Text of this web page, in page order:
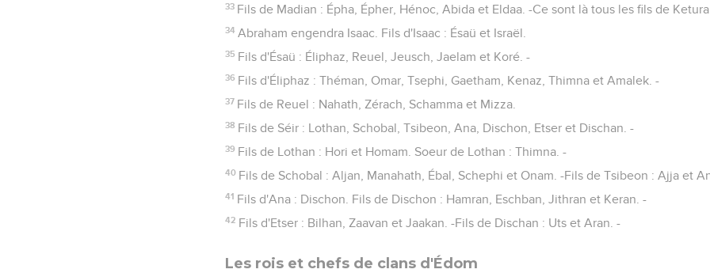
33 Fils de Madian : Épha, Épher, Hénoc, Abida et Eldaa. -Ce sont là tous les fils de Ketura.
34 Abraham engendra Isaac. Fils d'Isaac : Ésaü et Israël.
35 Fils d'Ésaü : Éliphaz, Reuel, Jeusch, Jaelam et Koré. -
36 Fils d'Éliphaz : Théman, Omar, Tsephi, Gaetham, Kenaz, Thimna et Amalek. -
37 Fils de Reuel : Nahath, Zérach, Schamma et Mizza.
38 Fils de Séir : Lothan, Schobal, Tsibeon, Ana, Dischon, Etser et Dischan. -
39 Fils de Lothan : Hori et Homam. Soeur de Lothan : Thimna. -
40 Fils de Schobal : Aljan, Manahath, Ébal, Schephi et Onam. -Fils de Tsibeon : Ajja et
41 Fils d'Ana : Dischon. Fils de Dischon : Hamran, Eschban, Jithran et Keran. -
42 Fils d'Etser : Bilhan, Zaavan et Jaakan. -Fils de Dischan : Uts et Aran. -
Les rois et chefs de clans d'Édom